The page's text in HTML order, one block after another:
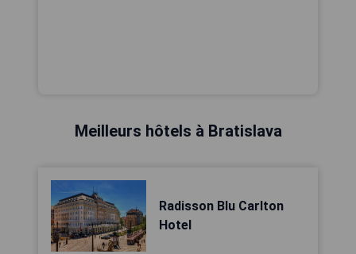
Meilleurs hôtels à Bratislava
Radisson Blu Carlton
Hotel